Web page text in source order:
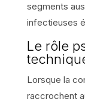
segments
infectieuses
Le rôle
Lorsque la
raccrochent